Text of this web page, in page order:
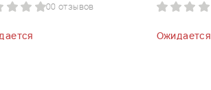
00 отзывов
Ожидается